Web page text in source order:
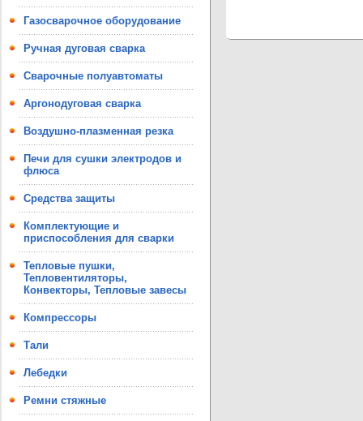
Газосварочное оборудование
Ручная дуговая сварка
Сварочные полуавтоматы
Аргонодуговая сварка
Воздушно-плазменная резка
Печи для сушки электродов и
флюса
Средства защиты
Комплектующие и
приспособления для сварки
Тепловые пушки,
Тепловентиляторы,
Конвекторы, Тепловые завесы
Компрессоры
Тали
Лебедки
Ремни стяжные